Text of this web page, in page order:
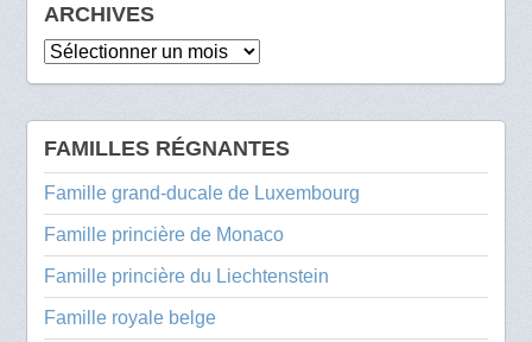
ARCHIVES
Archives
FAMILLES RÉGNANTES
Famille grand-ducale de Luxembourg
Famille princière de Monaco
Famille princière du Liechtenstein
Famille royale belge